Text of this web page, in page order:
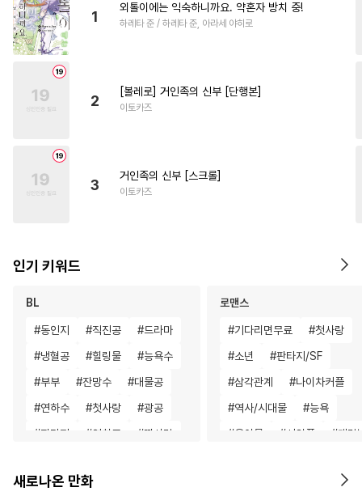
1
외톨이에는 익숙하니까요. 약혼자 방치 중!
하레타 준 / 하레타 준, 아라세 야히로
2
[볼레로] 거인족의 신부 [단행본]
이토카즈
3
거인족의 신부 [스크롤]
이토카즈
인기 키워드
BL
#동인지 #직진공 #드라마
#냉혈공 #힐링물 #능욕수
#부부 #잔망수 #대물공
#연하수 #첫사랑 #광공
#판타지 #연하공 #짝사랑
#다각관계
로맨스
#기다리면무료 #첫사랑
#소년 #판타지/SF
#삼각관계 #나이차커플
#역사/시대물 #능욕
#육아물 # 서양풍 #계략
친구
새로나온 만화